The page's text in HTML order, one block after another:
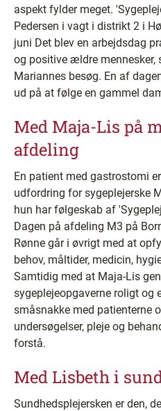
aspekt fylder meget.
Pedersen i vagt i distrikt 2 i
juni Det blev en arbejdsdag
og positive ældre mennesker,
Mariannes besøg. En af
ud på at følge en gammel
Med Maja-Lis på
afdeling
En patient med gastrostomi
udfordring for sygeplejerske
hun har følgeskab af
Dagen på afdeling M3 på
Rønne går i øvrigt med at
behov, måltider, medicin,
Samtidig med at Maja-Lis
sygeplejeopgaverne roligt og
småsnakke med patienterne
undersøgelser, pleje og
forstå.
Med Lisbeth i
Sundhedsplejersken er den,